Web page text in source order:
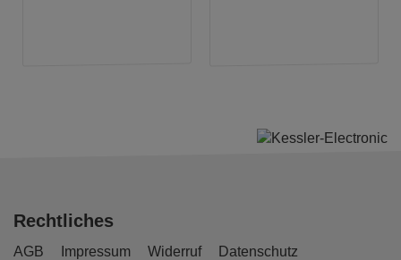
Rechtliches
AGB Impressum Widerruf Datenschutz